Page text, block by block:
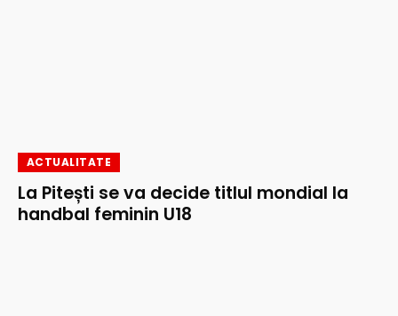
ACTUALITATE
La Pitești se va decide titlul mondial la
handbal feminin U18